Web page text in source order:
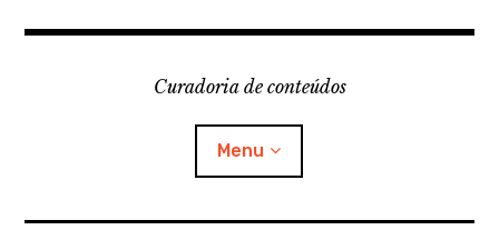
Curadoria de conteúdos
Menu